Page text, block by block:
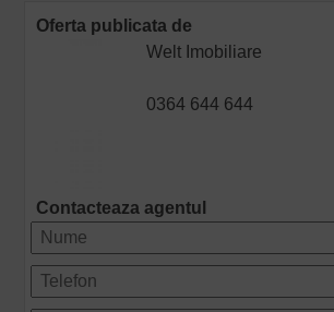
Oferta publicata de
Welt Imobiliare
0364 644 644
Contacteaza agentul